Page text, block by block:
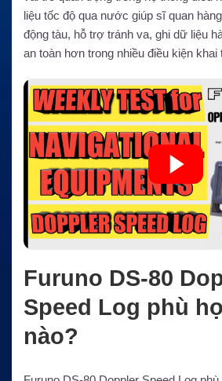
liệu tốc độ qua nước giúp sĩ quan
động tàu, hỗ trợ tránh va, ghi dữ liệu
an toàn hơn trong nhiều điều kiện khai
Furuno DS-80
Speed Log phù
nào?